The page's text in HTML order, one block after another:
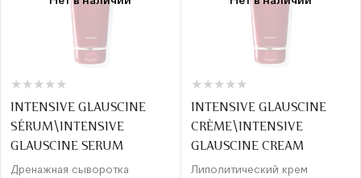
★
★ ★
★ ★
★ ★
★ ★
★
INTENSIVE GLAUSCINE
SÉRUM\INTENSIVE
GLAUSCINE SERUM
Дренажная сыворотка
★
★ ★
★ ★
★ ★
★ ★
★
INTENSIVE GLAUSCINE
CRÈME\INTENSIVE
GLAUSCINE CREAM
Липолитический крем